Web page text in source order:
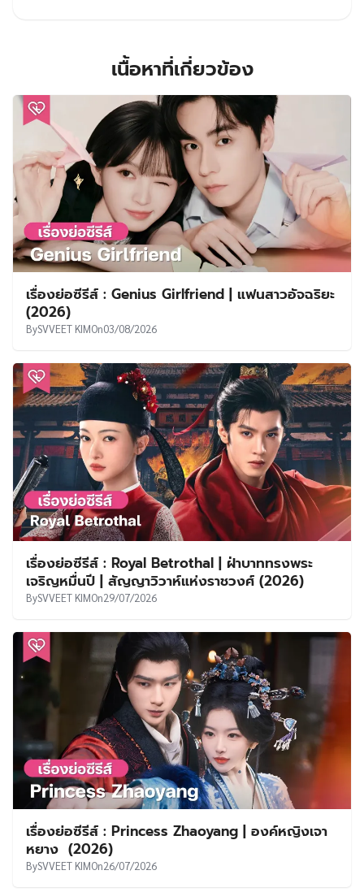
เนื้อหาที่เกี่ยวข้อง
เรื่องย่อซีรีส์ : Genius Girlfriend | แฟนสาวอัจฉริยะ
(2026)
BySVVEET KIMOn03/08/2026
เรื่องย่อซีรีส์ : Royal Betrothal | ฝ่าบาททรงพระ
เจริญหมื่นปี | สัญญาวิวาห์แห่งราชวงศ์ (2026)
BySVVEET KIMOn29/07/2026
เรื่องย่อซีรีส์ : Princess Zhaoyang | องค์หญิงเจา
หยาง (2026)
BySVVEET KIMOn26/07/2026